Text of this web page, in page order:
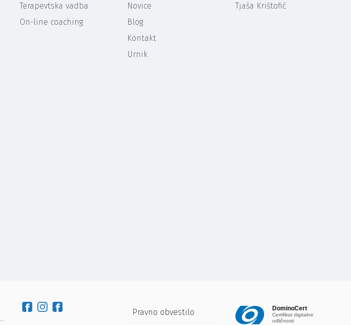
Terapevtska vadba
On-line coaching
Novice
Blog
Kontakt
Urnik
Tjaša Krištofić
Pravno obvestilo DominoCert
Certifikat digitalne
odličnosti